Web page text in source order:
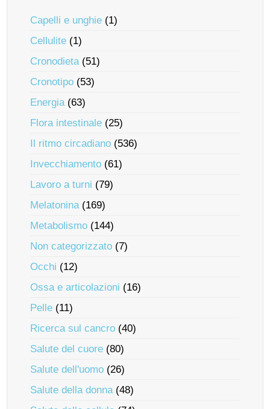
Capelli e unghie (1)
Cellulite (1)
Cronodieta(51)
Cronotipo (53)
Energia(63)
Flora intestinale (25)
Il ritmo circadiano (536)
Invecchiamento (61)
Lavoro a turni (79)
Melatonina(169)
Metabolismo (144)
Non categorizzato (7)
Occhi (12)
Ossa e articolazioni (16)
Pelle (11)
Ricerca sul cancro (40)
Salute del cuore (80)
Salute dell'uomo (26)
Salute della donna(48)